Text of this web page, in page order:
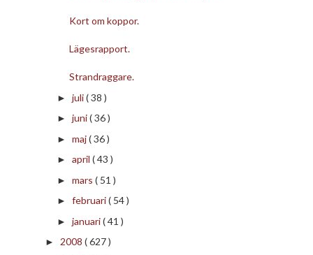
Kort om koppor.
Lägesrapport.
Strandraggare.
► juli( 38 )
► juni( 36 )
► maj( 36 )
► april ( 43 )
► mars ( 51 )
► februari( 54 )
► januari( 41 )
► 2008 ( 627 )